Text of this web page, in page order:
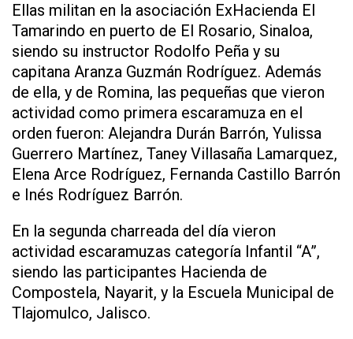
Ellas militan en la asociación ExHacienda El
Tamarindo en puerto de El Rosario, Sinaloa,
siendo su instructor Rodolfo Peña y su
capitana Aranza Guzmán Rodríguez. Además
de ella, y de Romina, las pequeñas que vieron
actividad como primera escaramuza en el
orden fueron: Alejandra Durán Barrón, Yulissa
Guerrero Martínez, Taney Villasaña Lamarquez,
Elena Arce Rodríguez, Fernanda Castillo Barrón
e Inés Rodríguez Barrón.
En la segunda charreada del día vieron
actividad escaramuzas categoría Infantil “A”,
siendo las participantes Hacienda de
Compostela, Nayarit, y la Escuela Municipal de
Tlajomulco, Jalisco.